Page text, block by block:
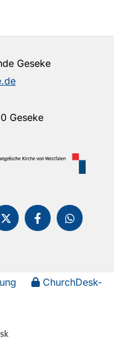
Geseke
Geseke
ChurchDesk-